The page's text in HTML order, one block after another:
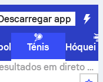
app
Ténis
Hóquei
em direto e